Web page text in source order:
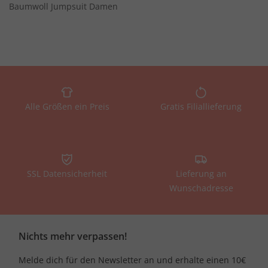
Baumwoll Jumpsuit Damen
Alle Größen ein Preis Gratis Filiallieferung
SSL Datensicherheit
Lieferung an
Wunschadresse
Nichts mehr verpassen!
Melde dich für den Newsletter an und erhalte einen 10€